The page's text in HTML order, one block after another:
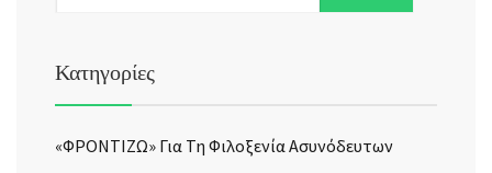
Κατηγορίες
«ΦΡΟΝΤΙΖΩ» Για Τη Φιλοξενία Ασυνόδευτων